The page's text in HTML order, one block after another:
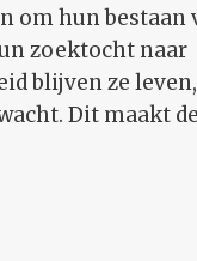
om hun bestaan
zoektocht naar
blijven ze
Dit maakt